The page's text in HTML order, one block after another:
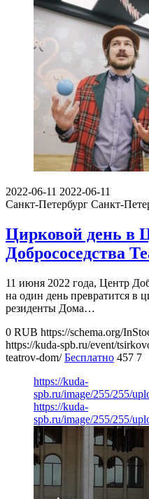
2022-06-11 2022-06-11
Санкт-Петербург Санкт-
Цирковой день в
Добрососедства
11 июня 2022 года, Центр
на один день превратится в
резиденты Дома…
0 RUB https://schema.org/
https://kuda-spb.ru/event/
teatrov-dom/ Бесплатно 457 7
https://kuda-
spb.ru/image/255/255/
https://kuda-
spb.ru/image/255/255/